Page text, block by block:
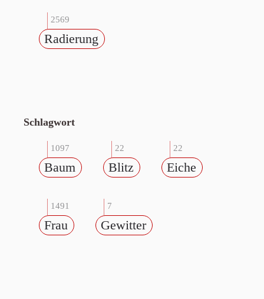
2569
Radierung
Schlagwort
1097
Baum
22
Blitz
22
Eiche
1491
Frau
7
Gewitter